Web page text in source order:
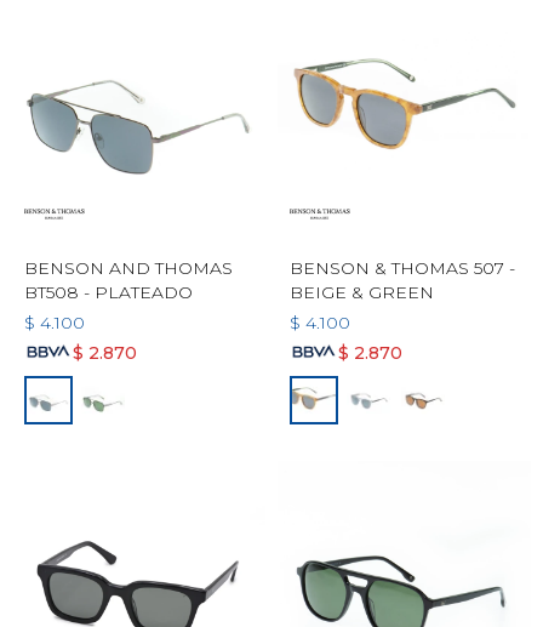
BENSON AND THOMAS
BT508 - PLATEADO
$ 4.100
$ 2.870
BENSON & THOMAS 507 -
BEIGE & GREEN
$ 4.100
$ 2.870